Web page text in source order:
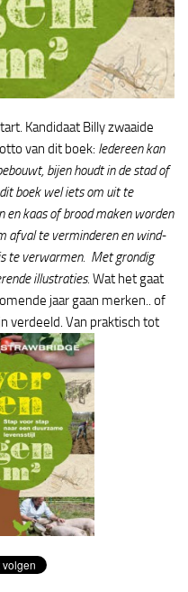
Kandidaat Billy zwaaide
van dit boek: Iedereen kan
bijen houdt in de stad of
boek wel iets om uit te
en kaas of brood maken worden
afval te verminderen en wind-
te verwarmen. Met grondig
illustraties. Wat het gaat
jaar gaan merken.. of
verdeeld. Van praktisch tot